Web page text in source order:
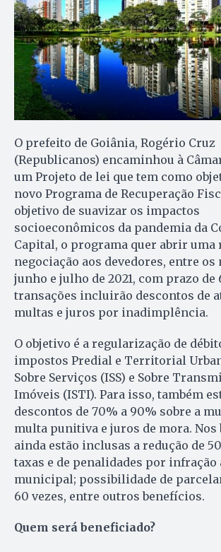
O prefeito de Goiânia, Rogério Cruz
(Republicanos) encaminhou à
um Projeto de lei que tem como
novo Programa de Recuperação
objetivo de suavizar os impactos
socioeconômicos da pandemia da
Capital, o programa quer abrir uma
negociação aos devedores, entre os
junho e julho de 2021, com prazo de
transações incluirão descontos de
multas e juros por inadimplência.
O objetivo é a regularização de
impostos Predial e Territorial
Sobre Serviços (ISS) e Sobre
Imóveis (ISTI). Para isso, também
descontos de 70% a 90% sobre a
multa punitiva e juros de mora. Nos
ainda estão inclusas a redução de
taxas e de penalidades por infração
municipal; possibilidade de
60 vezes, entre outros benefícios.
Quem será beneficiado?